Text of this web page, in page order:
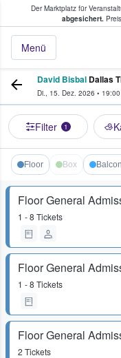
Der Marktplatz für
abgesichert.
Menü
Tickets
David Bisbal Dallas
Di., 15. Dez. 2026 • 19:00
Filter 1
Floor Box
Floor General
1 - 8 Tickets
Floor General
1 - 8 Tickets
Floor General
2 Tickets